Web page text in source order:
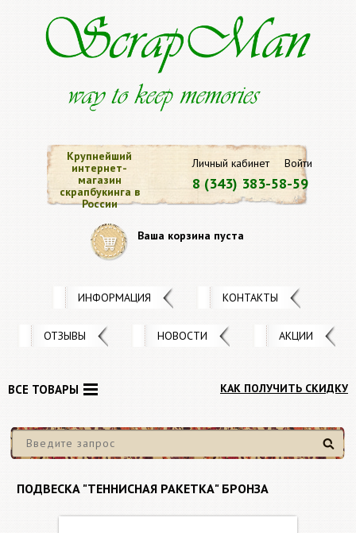
Личный кабинет Войти
8 (343) 383-58-59
Крупнейший
интернет-
магазин
скрапбукинга в
России
Ваша корзина пуста
ИНФОРМАЦИЯ КОНТАКТЫ
ОТЗЫВЫ НОВОСТИ АКЦИИ
КАК ПОЛУЧИТЬ СКИДКУ
Найти
ВСЕ ТОВАРЫ
ПОДВЕСКА "ТЕННИСНАЯ РАКЕТКА" БРОНЗА